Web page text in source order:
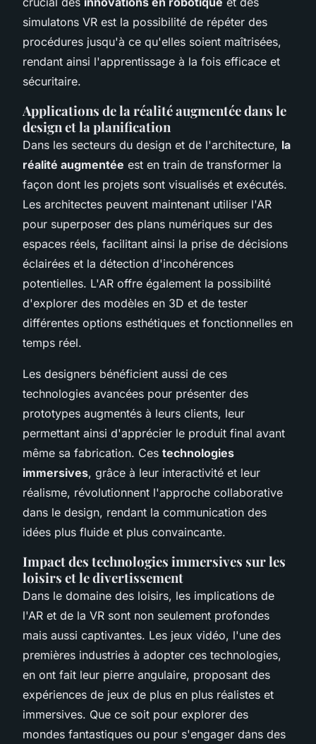
simulatons VR est la possibilité de répéter des
procédures jusqu'à ce qu'elles soient maîtrisées,
rendant ainsi l'apprentissage à la fois efficace et
sécuritaire.
Applications de la réalité augmentée dans le
design et la planification
Dans les secteurs du design et de l'architecture, la
réalité augmentée est en train de transformer la
façon dont les projets sont visualisés et exécutés.
Les architectes peuvent maintenant utiliser l'AR
pour superposer des plans numériques sur des
espaces réels, facilitant ainsi la prise de décisions
éclairées et la détection d'incohérences
potentielles. L'AR offre également la possibilité
d'explorer des modèles en 3D et de tester
différentes options esthétiques et fonctionnelles en
temps réel.
Les designers bénéficient aussi de ces
technologies avancées pour présenter des
prototypes augmentés à leurs clients, leur
permettant ainsi d'apprécier le produit final avant
même sa fabrication. Ces technologies
immersives, grâce à leur interactivité et leur
réalisme, révolutionnent l'approche collaborative
dans le design, rendant la communication des
idées plus fluide et plus convaincante.
Impact des technologies immersives sur les
loisirs et le divertissement
Dans le domaine des loisirs, les implications de
l'AR et de la VR sont non seulement profondes
mais aussi captivantes. Les jeux vidéo, l'une des
premières industries à adopter ces technologies,
en ont fait leur pierre angulaire, proposant des
expériences de jeux de plus en plus réalistes et
immersives. Que ce soit pour explorer des
mondes fantastiques ou pour s'engager dans des